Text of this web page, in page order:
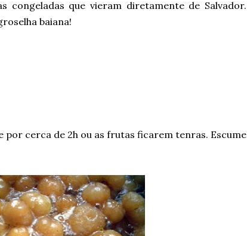
congeladas que vieram diretamente de Salvador.
baiana!
por cerca de 2h ou as frutas ficarem tenras. Escume